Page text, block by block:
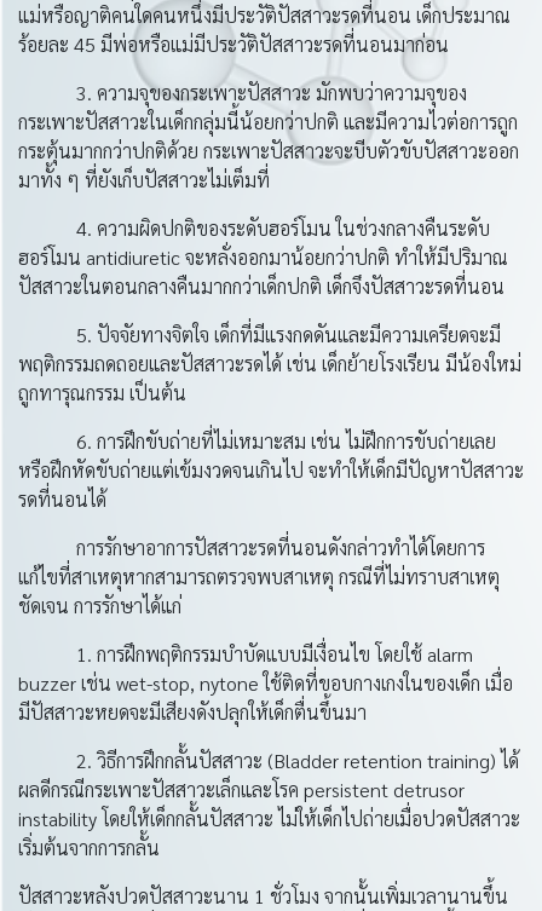
แม่หรือญาติคนใดคนหนึ่งมีประวัติปัสสาวะรดที่นอน เด็กประมาณ
ร้อยละ 45 มีพ่อหรือแม่มีประวัติปัสสาวะรดที่นอนมาก่อน
3. ความจุของกระเพาะปัสสาวะ มักพบว่าความจุของ
กระเพาะปัสสาวะในเด็กกลุ่มนี้น้อยกว่าปกติ และมีความไวต่อการถูก
กระตุ้นมากกว่าปกติด้วย กระเพาะปัสสาวะจะบีบตัวขับปัสสาวะออก
มาทั้ง ๆ ที่ยังเก็บปัสสาวะไม่เต็มที่
4. ความผิดปกติของระดับฮอร์โมน ในช่วงกลางคืนระดับ
ฮอร์โมน antidiuretic จะหลั่งออกมาน้อยกว่าปกติ ทำให้มีปริมาณ
ปัสสาวะในตอนกลางคืนมากกว่าเด็กปกติ เด็กจึงปัสสาวะรดที่นอน
5. ปัจจัยทางจิตใจ เด็กที่มีแรงกดดันและมีความเครียดจะมี
พฤติกรรมถดถอยและปัสสาวะรดได้ เช่น เด็กย้ายโรงเรียน มีน้องใหม่
ถูกทารุณกรรม เป็นต้น
6. การฝึกขับถ่ายที่ไม่เหมาะสม เช่น ไม่ฝึกการขับถ่ายเลย
หรือฝึกหัดขับถ่ายแต่เข้มงวดจนเกินไป จะทำให้เด็กมีปัญหาปัสสาวะ
รดที่นอนได้
การรักษาอาการปัสสาวะรดที่นอนดังกล่าวทำได้โดยการ
แก้ไขที่สาเหตุหากสามารถตรวจพบสาเหตุ กรณีที่ไม่ทราบสาเหตุ
ชัดเจน การรักษาได้แก่
1. การฝึกพฤติกรรมบำบัดแบบมีเงื่อนไข โดยใช้ alarm
buzzer เช่น wet-stop, nytone ใช้ติดที่ขอบกางเกงในของเด็ก เมื่อ
มีปัสสาวะหยดจะมีเสียงดังปลุกให้เด็กตื่นขึ้นมา
2. วิธีการฝึกกลั้นปัสสาวะ (Bladder retention training) ได้
ผลดีกรณีกระเพาะปัสสาวะเล็กและโรค persistent detrusor
instability โดยให้เด็กกลั้นปัสสาวะ ไม่ให้เด็กไปถ่ายเมื่อปวดปัสสาวะ
เริ่มต้นจากการกลั้น
ปัสสาวะหลังปวดปัสสาวะนาน 1 ชั่วโมง จากนั้นเพิ่มเวลานานขึ้น